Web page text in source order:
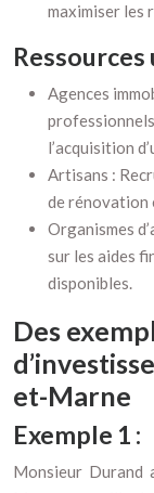
maximiser les
Agences
l’acquisition
Artisans :
de rénovation
Organismes
sur les aides
disponibles.
Des
et-Marne
Exemple 1 :
Monsieur Durand